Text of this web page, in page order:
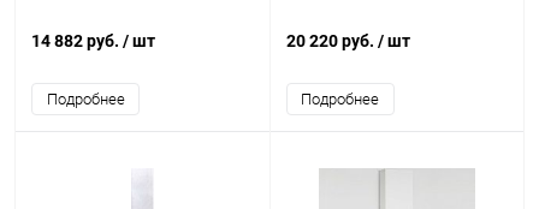
14 882 руб. / шт
Подробнее
20 220 руб. / шт
Подробнее